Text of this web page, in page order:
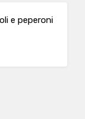
e peperoni